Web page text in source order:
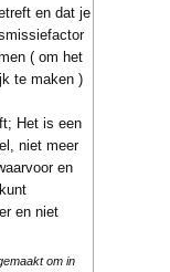
en dat je
( om het
te maken )
Het is een
niet meer
en
en niet
om in